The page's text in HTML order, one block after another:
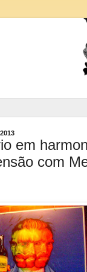
em
com